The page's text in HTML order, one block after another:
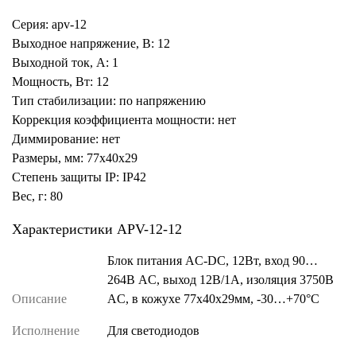
Серия: apv-12
Выходное напряжение, В: 12
Выходной ток, А: 1
Мощность, Вт: 12
Тип стабилизации: по напряжению
Коррекция коэффициента мощности: нет
Диммирование: нет
Размеры, мм: 77x40x29
Степень защиты IP: IP42
Вес, г: 80
Характеристики APV-12-12
Описание
Блок питания AC-DC, 12Вт, вход 90…
264В AC, выход 12В/1А, изоляция 3750В
AC, в кожухе 77х40х29мм, -30…+70°С
Исполнение Для светодиодов